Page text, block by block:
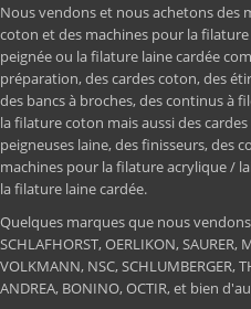
Nous vendons et nous achetons des
coton et des machines pour la
peignée ou la filature laine cardée
préparation, des cardes coton, des
des bancs à broches, des continus à
la filature coton mais aussi des
peigneuses laine, des finisseurs, des
machines pour la filature acrylique /
la filature laine cardée.
Quelques marques que nous vendons
SCHLAFHORST, OERLIKON, SAURER,
VOLKMANN, NSC, SCHLUMBERGER,
ANDREA, BONINO, OCTIR, et bien